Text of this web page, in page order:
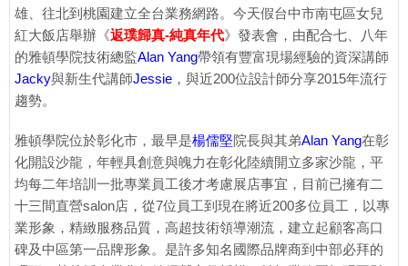
雄、往北到桃園建立全台業務網路。今天假台中市南屯區女兒
紅大飯店舉辦《返璞歸真-純真年代》發表會，由配合七、八年
的雅頓學院技術總監Alan Yang帶領有豐富現場經驗的資深講師
Jacky與新生代講師Jessie ，與近200位設計師分享2015年流行
趨勢。
雅頓學院位於彰化市，最早是楊儒堅院長與其弟Alan Yang在彰
化開設沙龍，年輕具創意與魄力在彰化陸續開立多家沙龍，平
均每二年培訓一批專業員工後才考慮展店事宜，目前已擁有二
十三間直營salon店，從7位員工到現在將近200多位員工，以專
業形象，精緻服務品質，高超技術領導潮流，建立起顧客高口
碑及中區第一品牌形象。是許多知名國際品牌商到中部必拜的